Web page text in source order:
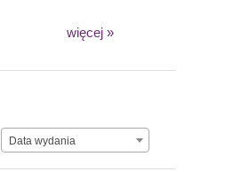
więcej »
Data wydania
Data wydania